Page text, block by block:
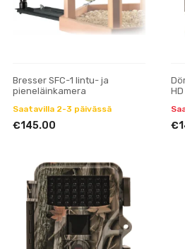
Bresser SFC-1 lintu- ja
pieneläinkamera
Saatavilla 2-3 päivässä
€145.00